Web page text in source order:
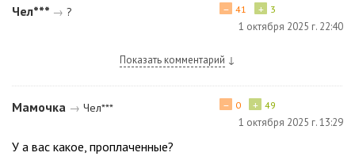
Чел*** → ? + 3
− 41
1 октября 2025 г. 22:40
Показать комментарий ↓
Мамочка → Чел*** + 49
− 0
1 октября 2025 г. 13:29
У а вас какое, проплаченные?